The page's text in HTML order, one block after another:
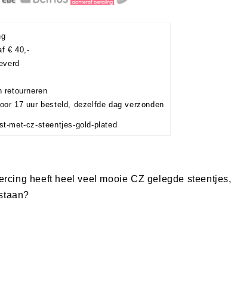
€ 40,-
retourneren
17 uur besteld, dezelfde dag verzonden
met-cz-steentjes-gold-plated
heeft heel veel mooie CZ gelegde steentjes,